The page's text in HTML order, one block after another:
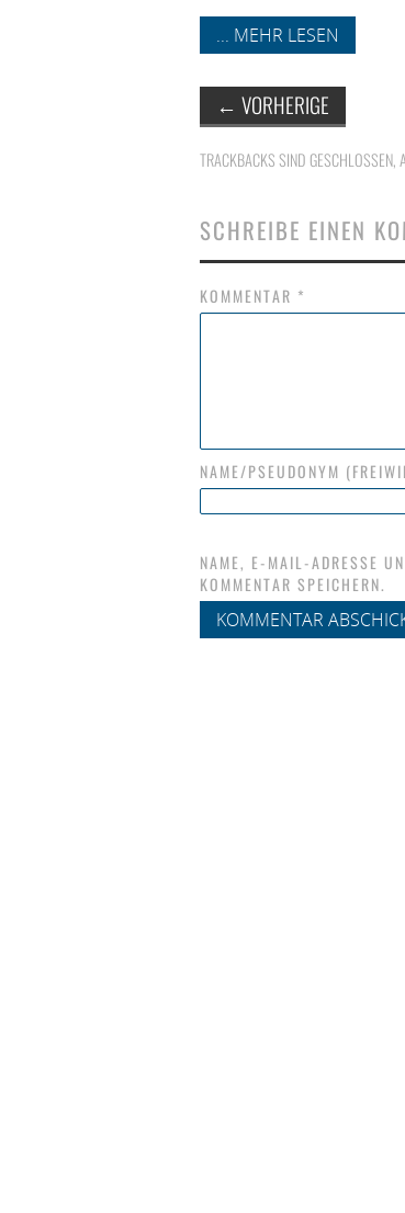
... MEHR LESEN
← VORHERIGE
TRACKBACKS SIND GESCHLOSSEN,
SCHREIBE EINEN
KOMMENTAR *
NAME/PSEUDONYM
NAME, E-MAIL-ADRESSE
KOMMENTAR SPEICHERN.